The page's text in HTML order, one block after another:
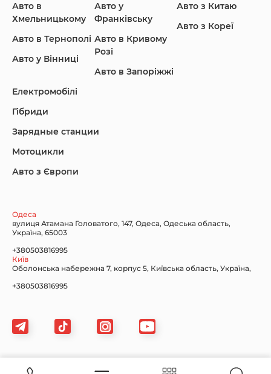
Infiniti Jaguar Jeep
Land Rover
Nissan
Авто в
Хмельницькому
Авто в Тернополі
Авто у Вінниці
Авто у
Франківську
Авто в Кривому
Розі
Авто в Запоріжжі
Авто з Китаю
Авто з Кореї
Електромобілі
Гібриди
Зарядные станции
Мотоцикли
Авто з Європи
Одеса
вулиця Атамана Головатого, 147, Одеса, Одеська область,
Україна, 65003
+380503816995
Київ
Оболонська набережна 7, корпус 5, Київська область, Україна,
+380503816995
Картка сайту